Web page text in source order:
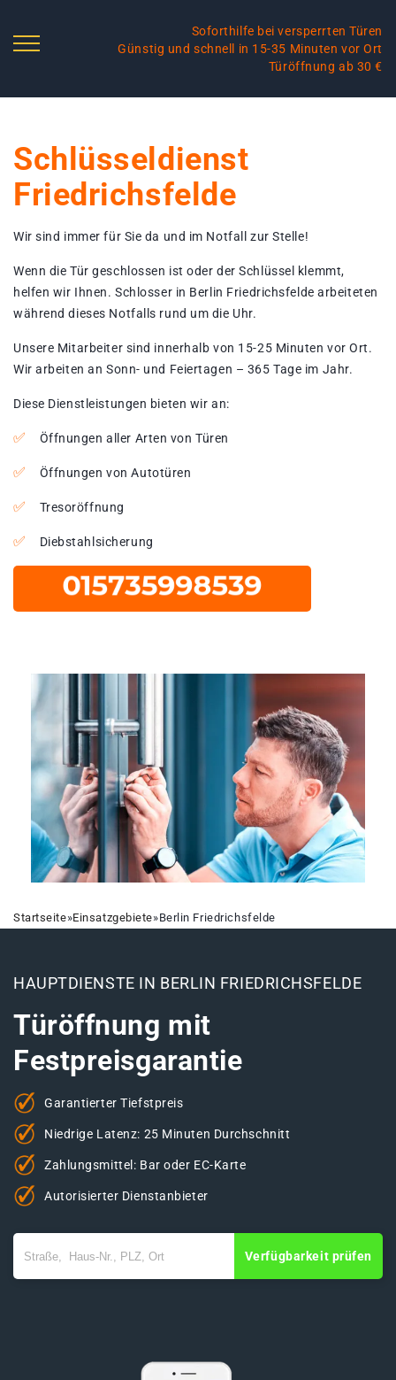
Soforthilfe bei versperrten Türen
Günstig und schnell in 15-35 Minuten vor Ort
Türöffnung ab 30 €
Schlüsseldienst
Friedrichsfelde
Wir sind immer für Sie da und im Notfall zur Stelle!
Wenn die Tür geschlossen ist oder der Schlüssel klemmt,
helfen wir Ihnen. Schlosser in Berlin Friedrichsfelde arbeiteten
während dieses Notfalls rund um die Uhr.
Unsere Mitarbeiter sind innerhalb von 15-25 Minuten vor Ort.
Wir arbeiten an Sonn- und Feiertagen – 365 Tage im Jahr.
Diese Dienstleistungen bieten wir an:
Öffnungen aller Arten von Türen
Öffnungen von Autotüren
Tresoröffnung
Diebstahlsicherung
Startseite»Einsatzgebiete»Berlin Friedrichsfelde
HAUPTDIENSTE IN BERLIN FRIEDRICHSFELDE
Türöffnung mit
Festpreisgarantie
Garantierter Tiefstpreis
Niedrige Latenz: 25 Minuten Durchschnitt
Zahlungsmittel: Bar oder EC-Karte
Autorisierter Dienstanbieter
Verfügbarkeit prüfen